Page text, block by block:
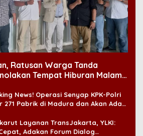
Ratusan Warga Tanda
Tempat Hiburan Malam
News! Operasi Senyap KPK-Polri
271 Pabrik di Madura dan Akan Ada
Layanan TransJakarta, YLKI:
Adakan Forum Dialog